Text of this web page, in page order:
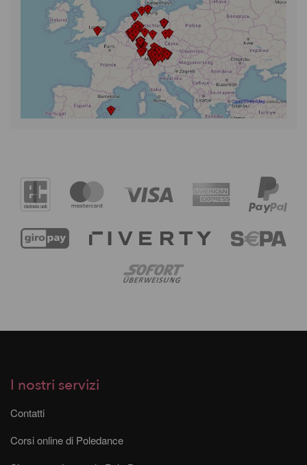
I nostri servizi
Contatti
Corsi online di Poledance